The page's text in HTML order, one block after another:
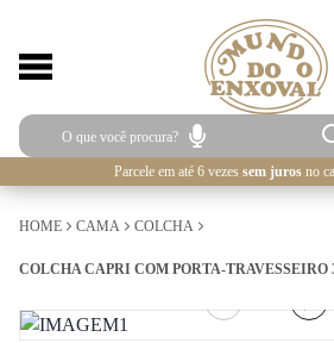
Parcele em até 6 vezes sem juros no
HOME CAMA COLCHA
COLCHA CAPRI COM PORTA-TRAVESSEIRO